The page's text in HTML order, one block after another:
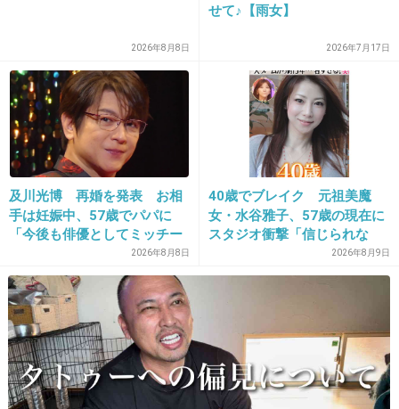
シャンプーブラシ
ＥＴＯＶＯＳ
洗髪すると頭皮さっぱり、髪に艶 顔がスッキ
リして目元がぱっちりする
+42
こんな良いのじゃないけどヘッドスパ。
頭皮と顔は繋がってるとよく言うけど、本当肌
が元気になった。
2件の返信
2026年8月8日
せて♪【雨女】
2026年7月17日
及川光博 再婚を発表 お相
手は妊娠中、57歳でパパに
「今後も俳優としてミッチー
2026年8月8日
40歳でブレイク 元祖美魔
女・水谷雅子、57歳の現在に
スタジオ衝撃「信じられな
い」「やっぱすごいね」2026年8月9日